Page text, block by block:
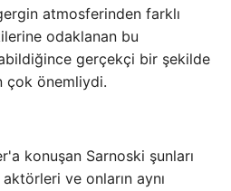
atmosferinden farklı
odaklanan bu
gerçekçi bir şekilde
çok önemliydi.
konuşan Sarnoski şunları
ve onların aynı